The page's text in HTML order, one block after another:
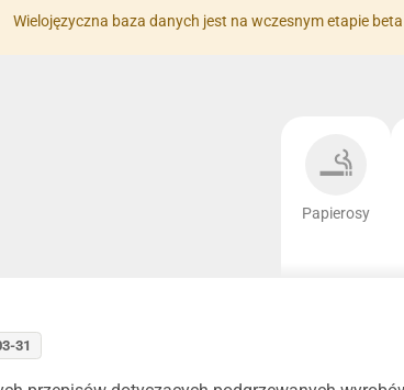
Wielojęzyczna baza danych jest na wczesnym etapie
Papierosy
31